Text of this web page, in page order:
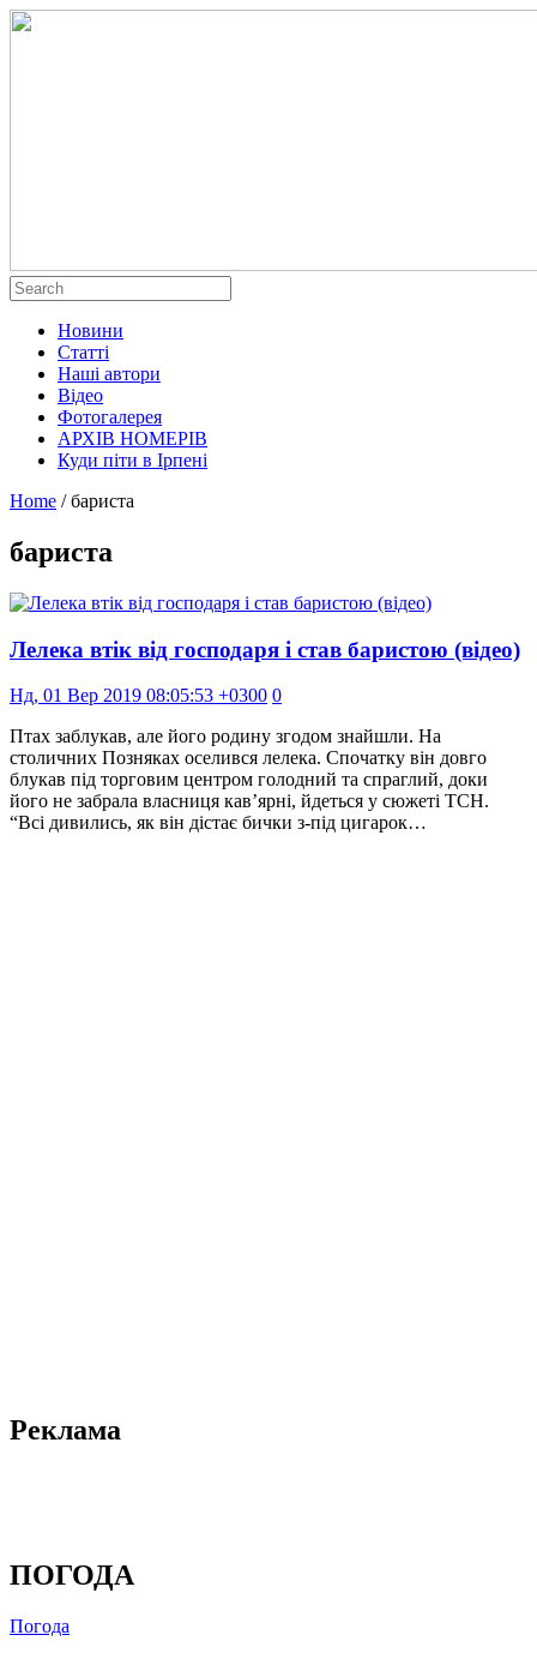
Новини
Статті
Наші автори
Відео
Фотогалерея
АРХІВ НОМЕРІВ
Куди піти в Ірпені
Home / бариста
бариста
Лелека втік від господаря і став баристою (відео)
Нд, 01 Вер 2019 08:05:53 +0300 0
Птах заблукав, але його родину згодом знайшли. На
столичних Позняках оселився лелека. Спочатку він довго
блукав під торговим центром голодний та спраглий, доки
його не забрала власниця кав’ярні, йдеться у сюжеті ТСН.
“Всі дивились, як він дістає бички з-під цигарок…
Реклама
ПОГОДА
Погода